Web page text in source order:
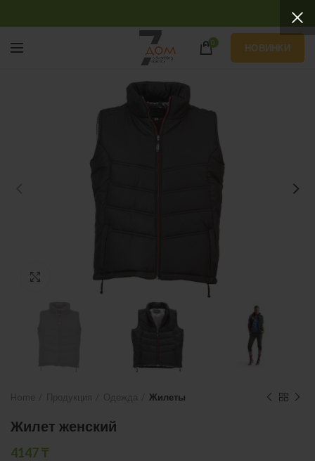
0 НОВИНКИ
Нажмите, чтобы увеличить
Жилеты
Жилет женский
4147₸